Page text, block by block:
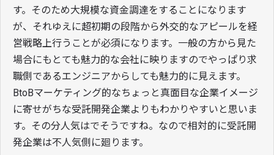
す。そのため大規模な資金調達をすることになります
が、それゆえに超初期の段階から外交的なアピールを経
営戦略上行うことが必須になります。一般の方から見た
場合にもとても魅力的な会社に映りますのでやっぱり求
職側であるエンジニアからしても魅力的に見えます。
BtoBマーケティング的なちょっと真面目な企業イメージ
に寄せがちな受託開発企業よりもわかりやすいと思いま
す。その分人気はでそうですね。なので相対的に受託開
発企業は不人気側に廻ります。